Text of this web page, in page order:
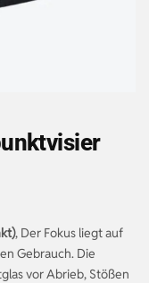
, Der Fokus liegt auf
Gebrauch. Die
vor Abrieb, Stößen